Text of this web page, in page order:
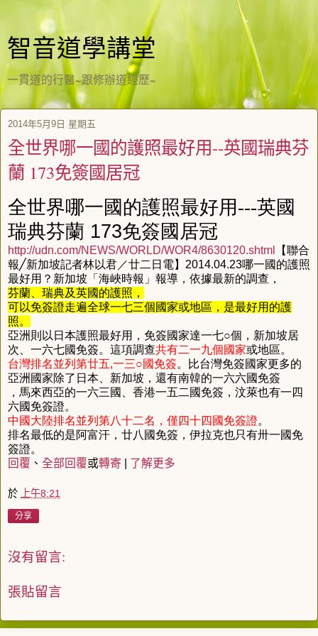
智音道學講堂
一貫道的行醫~跟修辦道經歷~
2014年5月9日 星期五
全世界哪一國的護照最好用--英國瑞典芬
蘭 173免簽國居冠
全世界哪一國的護照最好用---英國
瑞典芬蘭 173免簽國居冠
http://udn.com/NEWS/WORLD/WOR4/8630120.shtml 【聯合
報 ╱新加坡記者林以君／廿二日電 】 2014.04.23哪一國的護照
最好用 ？ 新加坡 「 海峽時報 」 報導 ， 依據最新的調查 ，
芬蘭
瑞典及英國的護照 ，
可以免簽證走遍全球一七三個國家或地區 ， 是最好用的護
照。
亞洲則以日本護照最好用 ， 免簽國家達一七○個 ， 新加坡居
次
一六七國免簽。 這項調查共有二一九個國家或地區。
台灣排名並列第廿五,一三○國免簽。
比台灣免簽國家更多的
亞洲國家除了日本
新加坡 ， 還有南韓的一六六國免簽
， 馬來西亞的一六三國 香港一五二國免簽 ， 汶萊也有一四
六國免簽證。
中國大陸排名並列第八十二名 ， 僅四十四國免簽證。
排名最低的是阿富汗 ， 廿八國免簽 ， 伊拉克也只有卅一國免
簽證。
回覆 、 全部回覆或轉寄 了解更多
於 上午8:21
分享
沒有留言:
張貼留言